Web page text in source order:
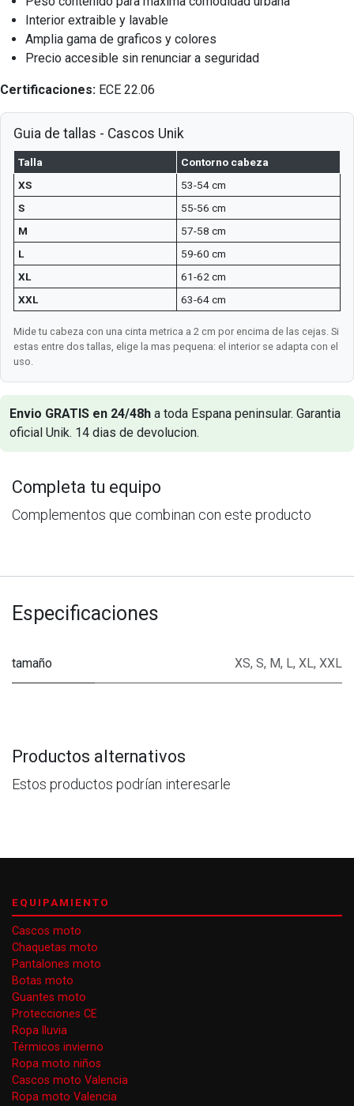
Interior extraible y lavable
Amplia gama de graficos y colores
Precio accesible sin renunciar a seguridad
Certificaciones: ECE 22.06
Guia de tallas - Cascos Unik
Talla
Contorno cabeza
XS
53-54 cm
S
55-56 cm
M
57-58 cm
L
59-60 cm
XL
61-62 cm
XXL
63-64 cm
Mide tu cabeza con una cinta metrica a 2 cm por encima de las cejas. Si
estas entre dos tallas, elige la mas pequena: el interior se adapta con el
uso.
Envio GRATIS en 24/48h a toda Espana peninsular. Garantia
oficial Unik. 14 dias de devolucion.
Completa tu equipo
Complementos que combinan con este producto
Especificaciones
tamaño XS, S, M, L, XL, XXL
Productos alternativos
Estos productos podrían interesarle
EQUIPAMIENTO
Cascos moto
Chaquetas moto
Pantalones moto
Botas moto
Guantes moto
Protecciones CE
Ropa lluvia
Térmicos invierno
Ropa moto niños
Cascos moto Valencia
Ropa moto Valencia